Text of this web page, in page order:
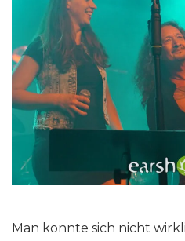
Man konnte sich nicht